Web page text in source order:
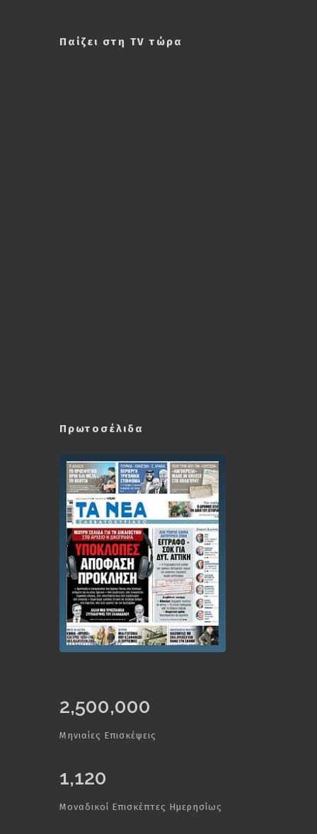
Παίζει στη TV τώρα
Πρωτοσέλιδα
2,500,000
Μηνιαίες Επισκέψεις
1,120
Μοναδικοί Επισκέπτες Ημερησίως